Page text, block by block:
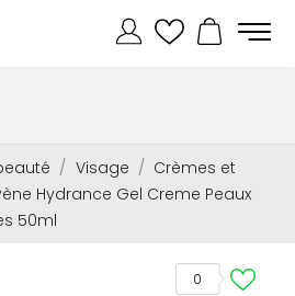
Visage
Crèmes et
Hydrance Gel Creme Peaux
50ml
0